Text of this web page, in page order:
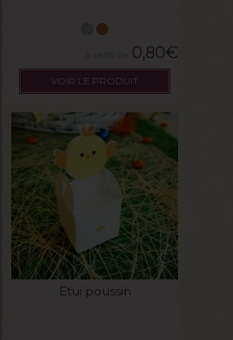
0,80€
VOIR LE PRODUIT
Etui poussin